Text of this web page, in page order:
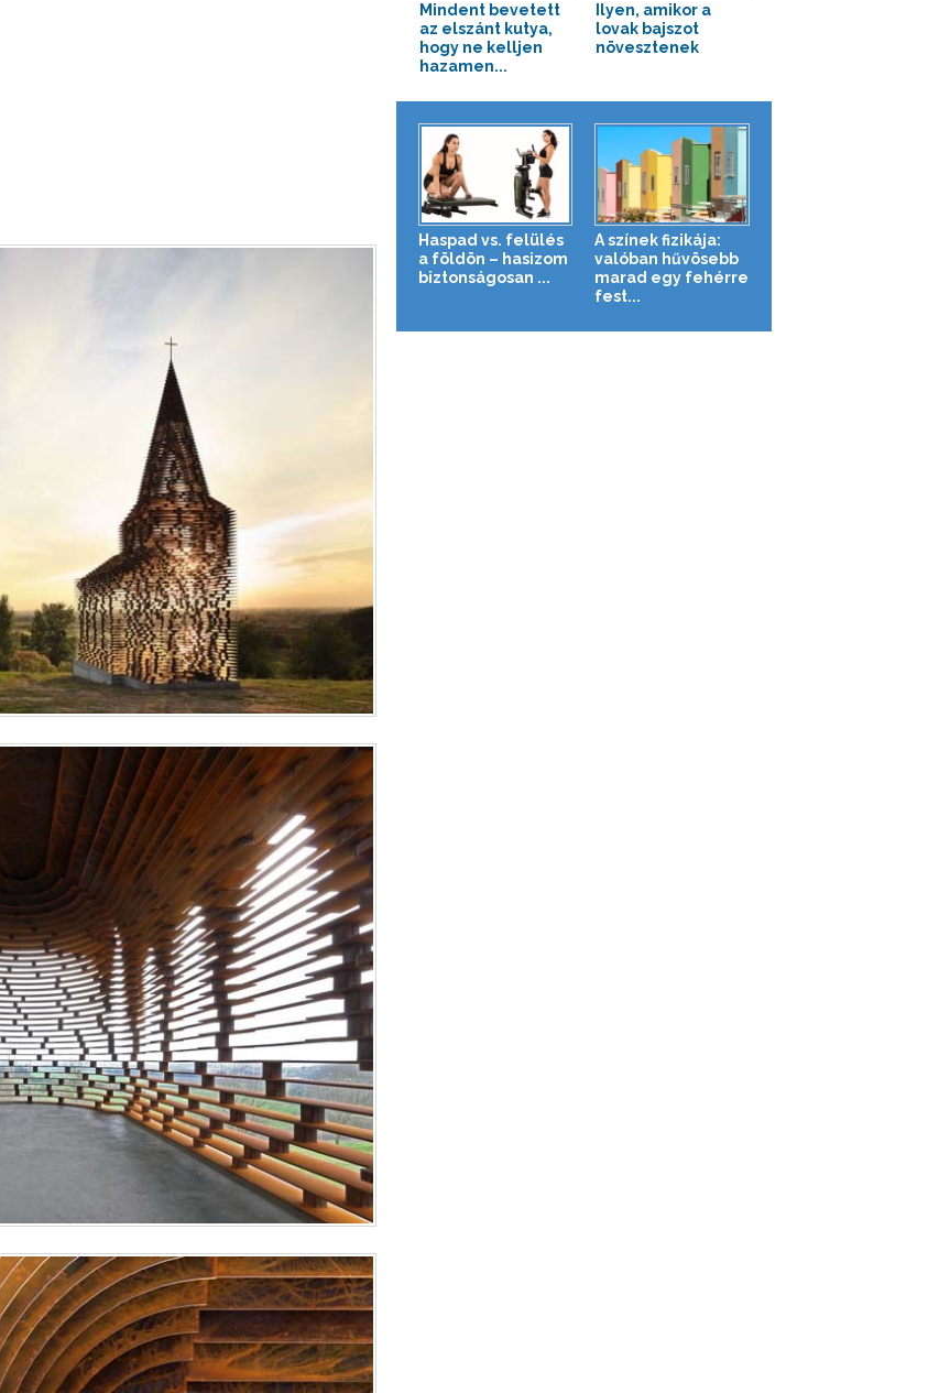
Mindent bevetett
az elszánt kutya,
hogy ne kelljen
hazamen...
Ilyen, amikor a
lovak bajszot
növesztenek
Haspad vs. felülés
a földön – hasizom
biztonságosan ...
A színek fizikája:
valóban hűvösebb
marad egy fehérre
fest...